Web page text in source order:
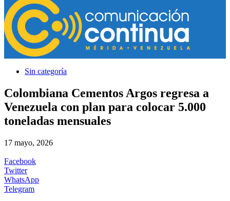
Sin categoría
Colombiana Cementos Argos regresa a
Venezuela con plan para colocar 5.000
toneladas mensuales
17 mayo, 2026
Facebook
Twitter
WhatsApp
Telegram